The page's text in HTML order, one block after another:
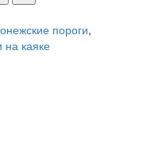
пороги,
на каяке